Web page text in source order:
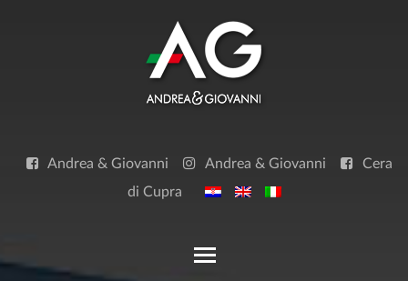
Andrea & Giovanni Andrea & Giovanni Cera
di Cupra